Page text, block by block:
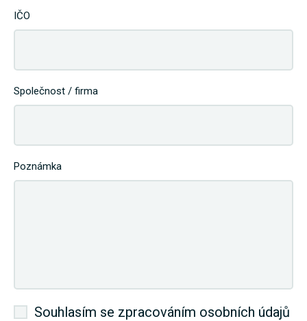
IČO
Společnost / firma
Poznámka
Souhlasím se zpracováním osobních údajů